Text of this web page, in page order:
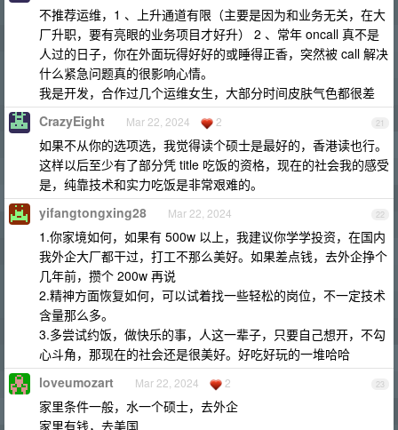
不推荐运维，1 、上升通道有限（主要是因为和业务无关，在大
厂升职，要有亮眼的业务项目才好升） 2 、常年 oncall 真不是
人过的日子，你在外面玩得好好的或睡得正香，突然被 call 解决
什么紧急问题真的很影响心情。
我是开发，合作过几个运维女生，大部分时间皮肤气色都很差
21
CrazyEight Mar 22, 2024 2
如果不从你的选项选，我觉得读个硕士是最好的，香港读也行。
这样以后至少有了部分凭 title 吃饭的资格，现在的社会我的感受
是，纯靠技术和实力吃饭是非常艰难的。
22
yifangtongxing28 Mar 22, 2024
1.你家境如何，如果有 500w 以上，我建议你学学投资，在国内
我外企大厂都干过，打工不那么美好。如果差点钱，去外企挣个
几年前，攒个 200w 再说
2.精神方面恢复如何，可以试着找一些轻松的岗位，不一定技术
含量那么多。
3.多尝试约饭，做快乐的事，人这一辈子，只要自己想开，不勾
心斗角，那现在的社会还是很美好。好吃好玩的一堆哈哈
23
loveumozart Mar 22, 2024 2
家里条件一般，水一个硕士，去外企
家里有钱，去美国